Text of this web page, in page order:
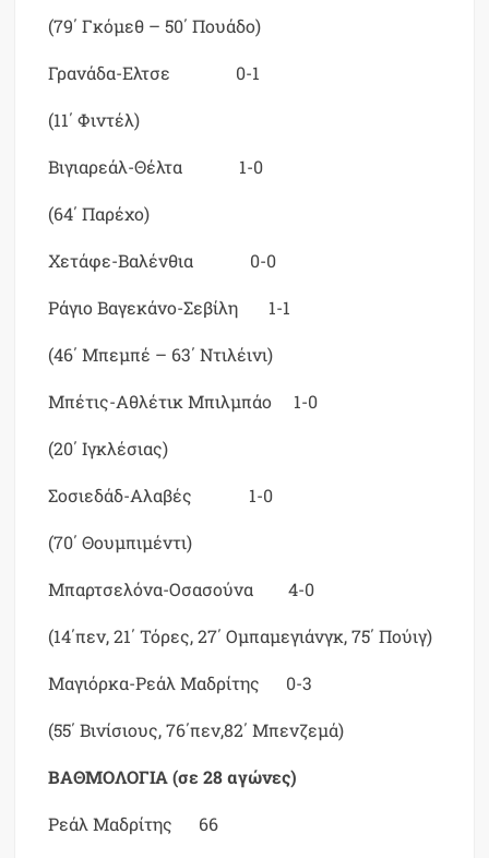
(79΄ Γκόμεθ – 50΄ Πουάδο)
Γρανάδα-Ελτσε 0-1
(11΄ Φιντέλ)
Βιγιαρεάλ-Θέλτα 1-0
(64΄ Παρέχο)
Χετάφε-Βαλένθια 0-0
Ράγιο Βαγεκάνο-Σεβίλη 1-1
(46΄ Μπεμπέ – 63΄ Ντιλέινι)
Μπέτις-Αθλέτικ Μπιλμπάο 1-0
(20΄ Ιγκλέσιας)
Σοσιεδάδ-Αλαβές 1-0
(70΄ Θουμπιμέντι)
Μπαρτσελόνα-Οσασούνα 4-0
(14΄πεν, 21΄ Τόρες, 27΄ Ομπαμεγιάνγκ, 75΄ Πούιγ)
Μαγιόρκα-Ρεάλ Μαδρίτης 0-3
(55΄ Βινίσιους, 76΄πεν,82΄ Μπενζεμά)
ΒΑΘΜΟΛΟΓΙΑ (σε 28 αγώνες)
Ρεάλ Μαδρίτης 66